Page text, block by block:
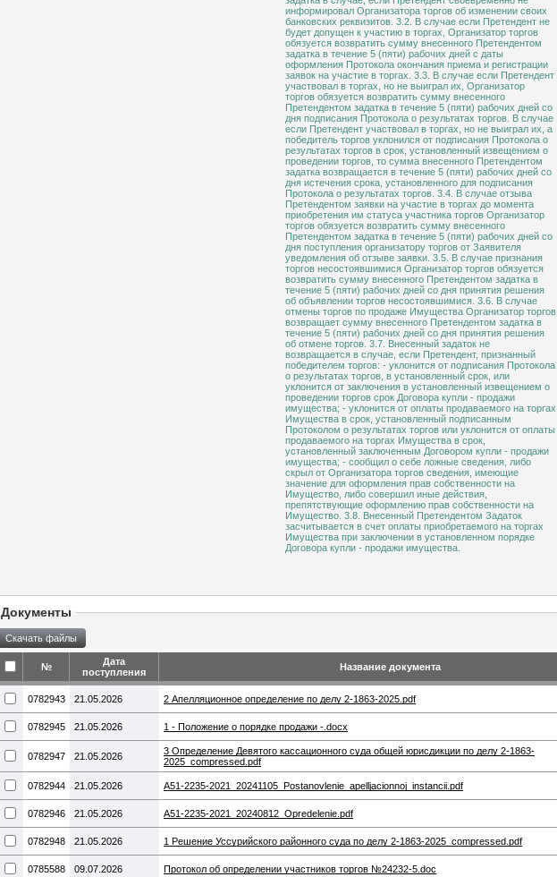
информировал Организатора торгов об изменении своих
банковских реквизитов. 3.2. В случае если Претендент не
будет допущен к участию в торгах, Организатор торгов
обязуется возвратить сумму внесенного Претендентом
задатка в течение 5 (пяти) рабочих дней с даты
оформления Протокола окончания приема и регистрации
заявок на участие в торгах. 3.3. В случае если Претендент
участвовал в торгах, но не выиграл их, Организатор
торгов обязуется возвратить сумму внесенного
Претендентом задатка в течение 5 (пяти) рабочих дней со
дня подписания Протокола о результатах торгов. В случае
если Претендент участвовал в торгах, но не выиграл их, а
победитель торгов уклонился от подписания Протокола о
результатах торгов в срок, установленный извещением о
проведении торгов, то сумма внесенного Претендентом
задатка возвращается в течение 5 (пяти) рабочих дней со
дня истечения срока, установленного для подписания
Протокола о результатах торгов. 3.4. В случае отзыва
Претендентом заявки на участие в торгах до момента
приобретения им статуса участника торгов Организатор
торгов обязуется возвратить сумму внесенного
Претендентом задатка в течение 5 (пяти) рабочих дней со
дня поступления организатору торгов от Заявителя
уведомления об отзыве заявки. 3.5. В случае признания
торгов несостоявшимися Организатор торгов обязуется
возвратить сумму внесенного Претендентом задатка в
течение 5 (пяти) рабочих дней со дня принятия решения
об объявлении торгов несостоявшимися. 3.6. В случае
отмены торгов по продаже Имущества Организатор торгов
возвращает сумму внесенного Претендентом задатка в
течение 5 (пяти) рабочих дней со дня принятия решения
об отмене торгов. 3.7. Внесенный задаток не
возвращается в случае, если Претендент, признанный
победителем торгов: - уклонится от подписания Протокола
о результатах торгов, в установленный срок, или
уклонится от заключения в установленный извещением о
проведении торгов срок Договора купли - продажи
имущества; - уклонится от оплаты продаваемого на торгах
Имущества в срок, установленный подписанным
Протоколом о результатах торгов или уклонится от оплаты
продаваемого на торгах Имущества в срок,
установленный заключенным Договором купли - продажи
имущества; - сообщил о себе ложные сведения, либо
скрыл от Организатора торгов сведения, имеющие
значение для оформления прав собственности на
Имущество, либо совершил иные действия,
препятствующие оформлению прав собственности на
Имущество. 3.8. Внесенный Претендентом Задаток
засчитывается в счет оплаты приобретаемого на торгах
Имущества при заключении в установленном порядке
Договора купли - продажи имущества.
Документы
№
Дата
поступления
Название документа
0782943 21.05.2026 2 Апелляционное определение по делу 2-1863-2025.pdf
0782945 21.05.2026 1 - Положение о порядке продажи -.docx
0782947 21.05.2026
3 Определение Девятого кассационного суда общей юрисдикции по делу 2-1863-
2025_compressed.pdf
0782944 21.05.2026 A51-2235-2021_20241105_Postanovlenie_apelljacionnoj_instancii.​pdf
0782946 21.05.2026 A51-2235-2021_20240812_Opredelenie.​pdf
0782948 21.05.2026 1 Решение Уссурийского районного суда по делу 2-1863-2025_compressed.pdf
0785588 09.07.2026 Протокол об определении участников торгов №24232-5.doc